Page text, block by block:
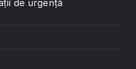
de urgență